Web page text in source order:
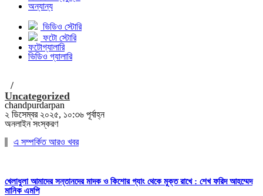
অন্যান্য
ভিডিও স্টোরি
ফটো স্টোরি
ফটোগ্যালারি
ভিডিও গ্যালারি
/
Uncategorized
chandpurdarpan
২ ডিসেম্বর ২০২৫, ১০:৩৬ পূর্বাহ্ন
অনলাইন সংস্করণ
এ সম্পর্কিত আরও খবর
খেলাধুলা আমাদের সন্তানদের মাদক ও কিশোর গ্যাং থেকে মুক্ত রাখে : শেখ ফরিদ আহম্মেদ
মানিক এমপি